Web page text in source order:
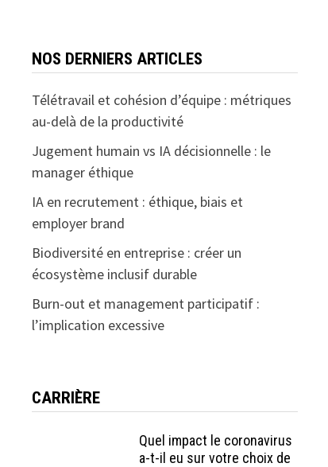
NOS DERNIERS ARTICLES
Télétravail et cohésion d’équipe : métriques
au-delà de la productivité
Jugement humain vs IA décisionnelle : le
manager éthique
IA en recrutement : éthique, biais et
employer brand
Biodiversité en entreprise : créer un
écosystème inclusif durable
Burn-out et management participatif :
l’implication excessive
CARRIÈRE
Quel impact le coronavirus
a-t-il eu sur votre choix de